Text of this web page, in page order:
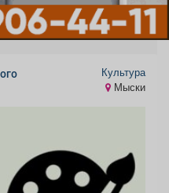
Культура
Мыски